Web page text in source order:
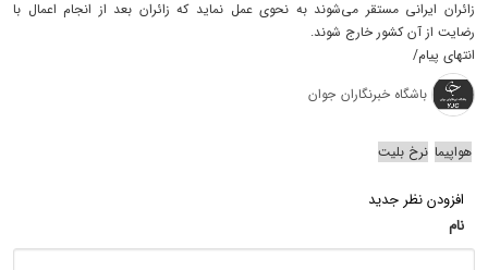
زائران ایرانی مستقر می‌شوند به نحوی عمل نماید که زائران بعد از انجام اعمال با
رضایت از آن کشور خارج شوند.
انتهای پیام/
باشگاه خبرنگاران جوان
هواپیما‌ نرخ بلیت
افزودن نظر جدید
نام